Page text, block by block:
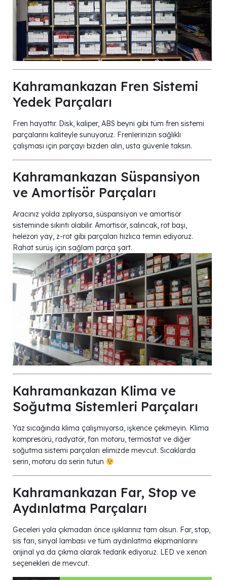
Kahramankazan Fren Sistemi
Yedek Parçaları
Fren hayattır. Disk, kaliper, ABS beyni gibi tüm fren sistemi
parçalarını kaliteyle sunuyoruz. Frenlerinizin sağlıklı
çalışması için parçayı bizden alın, usta güvenle taksın.
Kahramankazan Süspansiyon
ve Amortisör Parçaları
Aracınız yolda zıplıyorsa, süspansiyon ve amortisör
sisteminde sıkıntı olabilir. Amortisör, salıncak, rot başı,
helezon yay, z-rot gibi parçaları hızlıca temin ediyoruz.
Rahat sürüş için sağlam parça şart.
Kahramankazan Klima ve
Soğutma Sistemleri Parçaları
Yaz sıcağında klima çalışmıyorsa, işkence çekmeyin. Klima
kompresörü, radyatör, fan motoru, termostat ve diğer
soğutma sistemi parçaları elimizde mevcut. Sıcaklarda
serin, motoru da serin tutun
Kahramankazan Far, Stop ve
Aydınlatma Parçaları
Geceleri yola çıkmadan önce ışıklarınız tam olsun. Far, stop,
sis farı, sinyal lambası ve tüm aydınlatma ekipmanlarını
orijinal ya da çıkma olarak tedarik ediyoruz. LED ve xenon
seçenekleri de mevcut.